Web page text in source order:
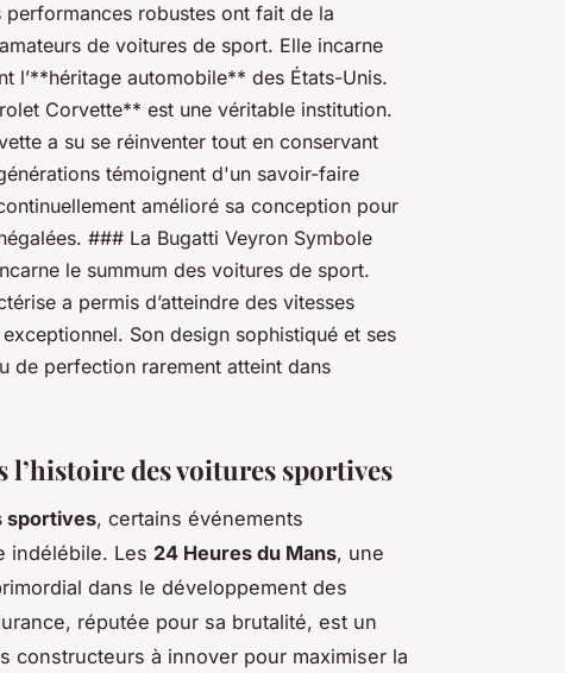
robustes ont fait de la
de voitures de sport. Elle incarne
l’**héritage automobile** des États-Unis.
Corvette** est une véritable institution.
a su se réinventer tout en conservant
témoignent d'un savoir-faire
amélioré sa conception pour
### La Bugatti Veyron Symbole
le summum des voitures de sport.
a permis d’atteindre des vitesses
Son design sophistiqué et ses
de perfection rarement atteint dans
l’histoire des voitures sportives
sportives, certains événements
indélébile. Les 24 Heures du Mans, une
dans le développement des
réputée pour sa brutalité, est un
constructeurs à innover pour maximiser la